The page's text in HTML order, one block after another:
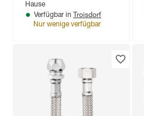
Hause
Verfügbar in Troisdorf
Nur wenige verfügbar